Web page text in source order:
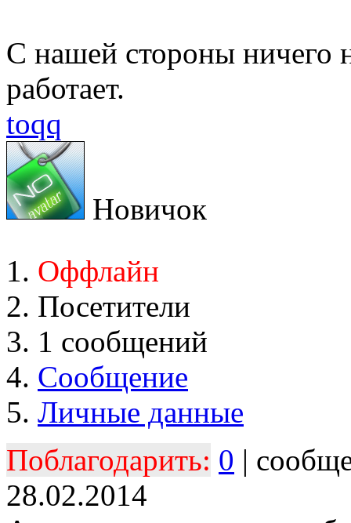
С нашей стороны ничего
работает.
toqq
Новичок
Оффлайн
Посетители
1 сообщений
Сообщение
Личные данные
Поблагодарить: 0 |
28.02.2014